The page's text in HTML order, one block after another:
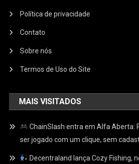
Política de privacidade
Contato
Sobre nós
Termos de Uso do Site
MAIS VISITADOS
ChainSlash entra em Alfa Aberta:
ser jogado com um clique, sem
Decentraland lança Cozy Fishing,